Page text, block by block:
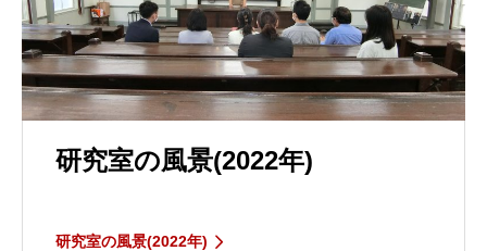
研究室の風景(2022年)
研究室の風景(2022年)